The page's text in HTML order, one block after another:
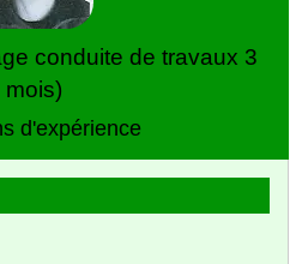
conduite de travaux 3
mois)
d'expérience